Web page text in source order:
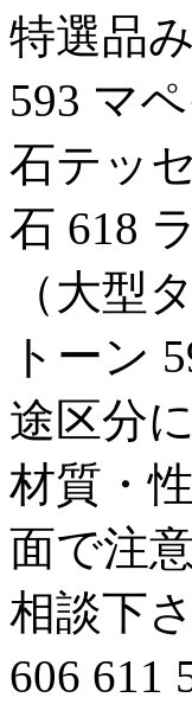
特選品
593 マ
石テッ
石 618
（大型
トーン
途区分
材質・
面で注
相談下
606 611